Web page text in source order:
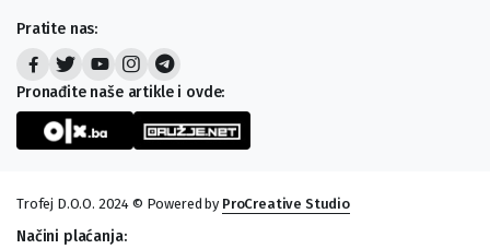
Pratite nas:
Pronađite naše artikle i ovde:
Trofej D.O.O. 2024 © Powered by ProCreative Studio
Načini plaćanja: